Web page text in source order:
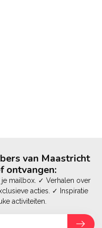
van Maastricht
ontvangen:
mailbox. ✓ Verhalen over
acties. ✓ Inspiratie
activiteiten.